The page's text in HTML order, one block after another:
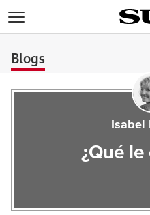
Blogs
Isabel
¿Qué